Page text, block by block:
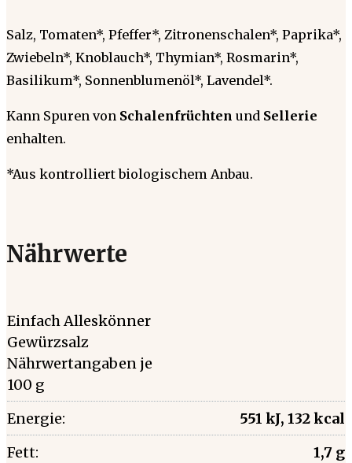
Salz, Tomaten*, Pfeffer*, Zitronenschalen*, Paprika*,
Zwiebeln*, Knoblauch*, Thymian*, Rosmarin*,
Basilikum*, Sonnenblumenöl*, Lavendel*.
Kann Spuren von Schalenfrüchten und Sellerie
enhalten.
*Aus kontrolliert biologischem Anbau.
Nährwerte
Einfach Alleskönner
Gewürzsalz
Nährwertangaben je
100 g
Energie:
551 kJ, 132 kcal
Fett:
1,7 g